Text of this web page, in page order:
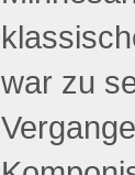
war zu